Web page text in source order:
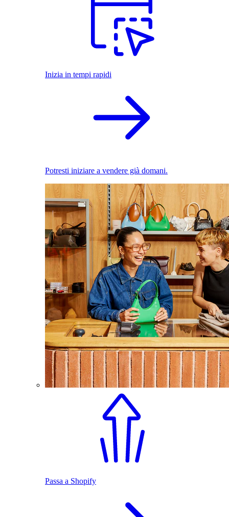
Inizia in tempi rapidi
Potresti iniziare a vendere già domani.
Passa a Shopify